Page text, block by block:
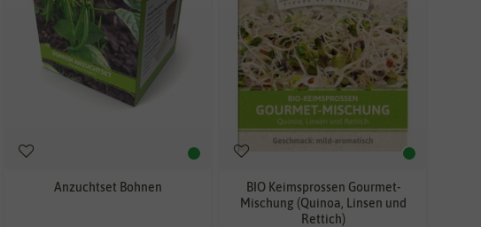
Anzuchtset Bohnen
BIO Keimsprossen Gourmet-
Mischung (Quinoa, Linsen und
Rettich)